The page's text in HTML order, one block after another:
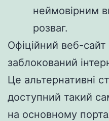
неймовірним
розваг.
Офіційний веб-
заблокований
Це альтернативні
доступний такий
на основному